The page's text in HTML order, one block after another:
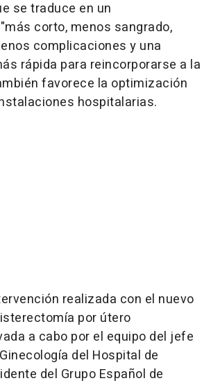
se traduce en un
corto, menos sangrado,
complicaciones y una
rápida para reincorporarse a la
favorece la optimización
hospitalarias.
realizada con el nuevo
por útero
a cabo por el equipo del jefe
del Hospital de
del Grupo Español de